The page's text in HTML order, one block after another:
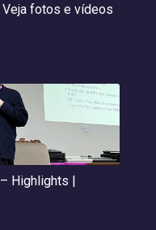
Veja fotos e vídeos
Highlights |